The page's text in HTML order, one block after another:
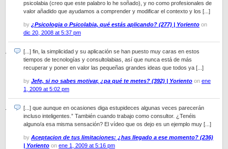
psicolabia (creo que este palabro lo he soñado), y no como profesionales de
valor añadido que ayudamos a comprender y modificar el contexto y los [...]
by ¿Psicologia o Psicolabia, qué estás aplicando? (277) | Yoriento on
dic 20, 2008 at 5:37 pm
[...] fin, la simplicidad y su aplicación se han puesto muy caras en estos
tiempos de tecnologías y consultolabias, así que nunca está de más
recuperar y poner en valor las pequeñas grandes ideas que todos ya [...]
by Jefe, si no sabes motivar, ¿pa qué te metes? (392) | Yoriento on ene
1, 2009 at 5:02 pm
[...] que aunque en ocasiones diga estupideces algunas veces parecerán
incluso inteligentes.” También cuando trabajo como consultor. ¿Tenéis
alguno/a esa misma sensación? El vídeo que os dejo es un ejemplo muy [...]
by Aceptacion de tus limitaciones: ¿has llegado a ese momento? (236)
| Yoriento on ene 1, 2009 at 5:16 pm